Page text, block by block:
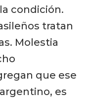
condición.
tratan
Molestia
que ese
es